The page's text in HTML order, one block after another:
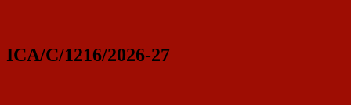
ICA/C/1216/2026-27